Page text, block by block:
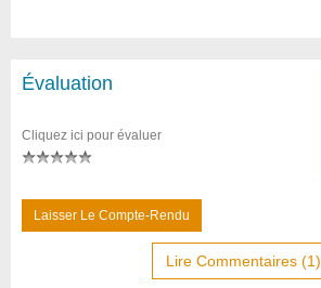
Évaluation
Cliquez ici pour évaluer
Laisser Le Compte-Rendu
Lire Commentaires (1)